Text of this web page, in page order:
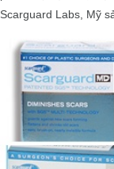
Scarguard Labs, Mỹ